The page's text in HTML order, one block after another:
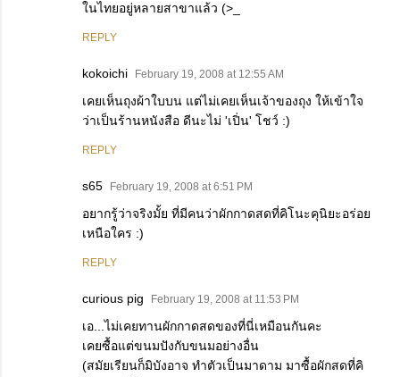
ในไทยอยู่หลายสาขาแล้ว (>_
REPLY
kokoichi February 19, 2008 at 12:55 AM
เคยเห็นถุงผ้าใบบน แต่ไม่เคยเห็นเจ้าของถุง ให้เข้าใจ
ว่าเป็นร้านหนังสือ ดีนะไม่ 'เปิ่น' โชว์ :)
REPLY
s65 February 19, 2008 at 6:51 PM
อยากรู้ว่าจริงมั้ย ที่มีคนว่าผักกาดสดที่คิโนะคุนิยะอร่อย
เหนือใคร :)
REPLY
curious pig February 19, 2008 at 11:53 PM
เอ...ไม่เคยทานผักกาดสดของที่นี่เหมือนกันคะ
เคยซื้อแต่ขนมปังกับขนมอย่างอื่น
(สมัยเรียนก็มิบังอาจ ทำตัวเป็นมาดาม มาซื้อผักสดที่คิ